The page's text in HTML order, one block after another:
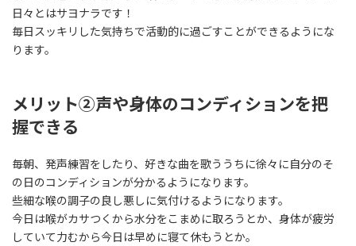
日々とはサヨナラです！
毎日スッキリした気持ちで活動的に過ごすことができるようにな
ります。
メリット②声や身体のコンディションを把
握できる
毎朝、発声練習をしたり、好きな曲を歌ううちに徐々に自分のそ
の日のコンディションが分かるようになります。
些細な喉の調子の良し悪しに気付けるようになります。
今日は喉がカサつくから水分をこまめに取ろうとか、身体が疲労
していて力むから今日は早めに寝て休もうとか。